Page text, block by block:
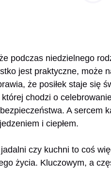
podczas niedzielnego
jest praktyczne, może
że posiłek staje się
chodzi o
A sercem
i ciepłem.
czy kuchni to coś
życia. Kluczowym, a